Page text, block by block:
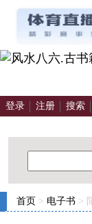
登录 注册 搜索
首页 > 电子书 >